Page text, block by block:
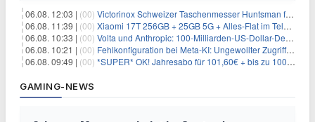
06.08. 12:03 | (00) Victorinox Schweizer Taschenmesser Huntsman für 32,99€
06.08. 11:39 | (00) Xiaomi 17T 256GB + 25GB 5G + Alles-Flat im Telekom-Netz für 9,99€/Monat
06.08. 10:33 | (00) Volta und Anthropic: 100-Milliarden-US-Dollar-Deal für KI-Rechenleistung
06.08. 10:21 | (00) Fehlkonfiguration bei Meta-KI: Ungewollter Zugriff auf fremde Systeme
06.08. 09:49 | (00) *SUPER* OK! Jahresabo für 101,60€ + bis zu 100€ Prämie
GAMING-NEWS